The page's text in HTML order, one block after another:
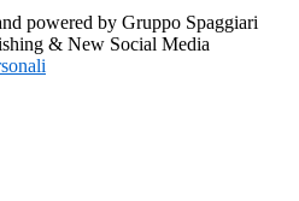
powered by Gruppo Spaggiari
& New Social Media